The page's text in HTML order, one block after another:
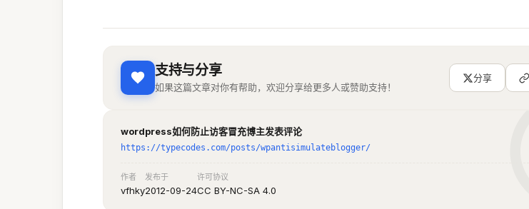
支持与分享
如果这篇文章对你有帮助，欢迎分享给更多人或赞助支持！
分享
wordpress如何防止访客冒充博主发表评论
https://typecodes.com/posts/wpantisimulateblogger/
作者
vfhky
发布于
2012-09-24
许可协议
CC BY-NC-SA 4.0